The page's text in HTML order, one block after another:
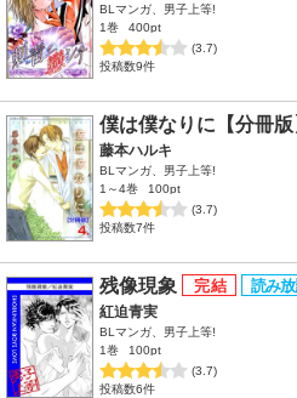
BLマンガ、男子上等!
1巻
400pt
(3.7)
投稿数9件
僕は僕なりに【分冊版
藤本ハルキ
BLマンガ、男子上等!
1～4巻
100pt
(3.7)
投稿数7件
残像現象
紅迫青実
BLマンガ、男子上等!
1巻
100pt
(3.7)
投稿数6件